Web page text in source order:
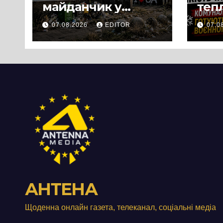
майданчик у
Панському біля
Черкас
перетворився на
07.08.2026 EDITOR
АНТЕНА
Щоденна онлайн газета, телеканал, соціальні медіа